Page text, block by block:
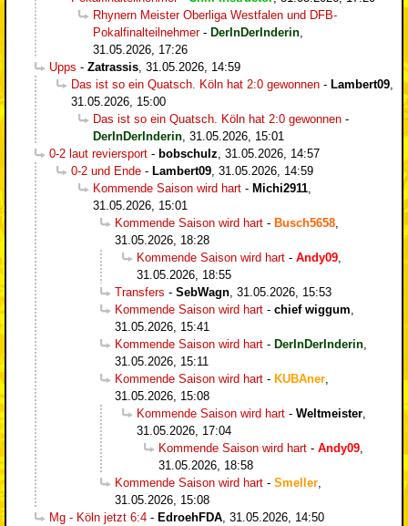
Rhynern Meister Oberliga Westfalen und DFB-
Pokalfinalteilnehmer- DerInDerInderin
31.05.2026, 17:26
Upps - Zatrassis 31.05.2026, 14:59
Das ist so ein Quatsch. Köln hat 2:0 gewonnen - Lambert09
31.05.2026, 15:00
Das ist so ein Quatsch. Köln hat 2:0 gewonnen -
DerInDerInderin 31.05.2026, 15:01
0-2 laut reviersport - bobschulz 31.05.2026, 14:57
0-2 und Ende - Lambert09 31.05.2026, 14:59
Kommende Saison wird hart - Michi2911
31.05.2026, 15:01
Kommende Saison wird hart - Busch5658
31.05.2026, 18:28
Kommende Saison wird hart - Andy09
31.05.2026, 18:55
Transfers - SebWagn 31.05.2026, 15:53
Kommende Saison wird hart - chief wiggum
31.05.2026, 15:41
Kommende Saison wird hart - DerInDerInderin
31.05.2026, 15:11
Kommende Saison wird hart - KUBAner
31.05.2026, 15:08
Kommende Saison wird hart - Weltmeister
31.05.2026, 17:04
Kommende Saison wird hart - Andy09
31.05.2026, 18:58
Kommende Saison wird hart - Smeller
31.05.2026, 15:08
Mg - Köln jetzt 6:4 - EdroehFDA 31.05.2026, 14:50